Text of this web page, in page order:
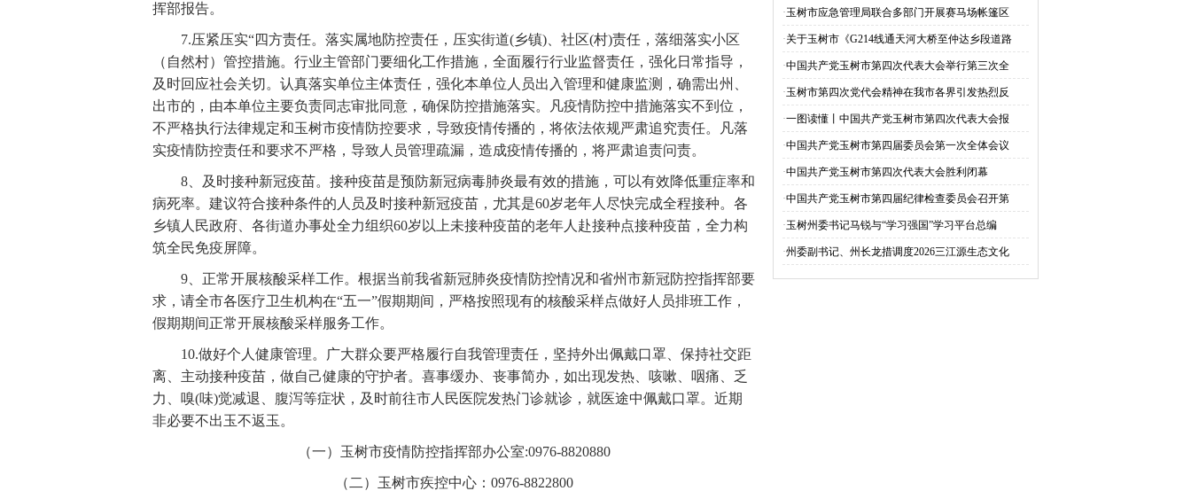
挥部报告。
7.压紧压实“四方责任。落实属地防控责任，压实街道(乡镇)、社区(村)责任，落细落实小区
（自然村）管控措施。行业主管部门要细化工作措施，全面履行行业监督责任，强化日常指导，
及时回应社会关切。认真落实单位主体责任，强化本单位人员出入管理和健康监测，确需出州、
出市的，由本单位主要负责同志审批同意，确保防控措施落实。凡疫情防控中措施落实不到位，
不严格执行法律规定和玉树市疫情防控要求，导致疫情传播的，将依法依规严肃追究责任。凡落
实疫情防控责任和要求不严格，导致人员管理疏漏，造成疫情传播的，将严肃追责问责。
8、及时接种新冠疫苗。接种疫苗是预防新冠病毒肺炎最有效的措施，可以有效降低重症率和
病死率。建议符合接种条件的人员及时接种新冠疫苗，尤其是60岁老年人尽快完成全程接种。各
乡镇人民政府、各街道办事处全力组织60岁以上未接种疫苗的老年人赴接种点接种疫苗，全力构
筑全民免疫屏障。
9、正常开展核酸采样工作。根据当前我省新冠肺炎疫情防控情况和省州市新冠防控指挥部要
求，请全市各医疗卫生机构在“五一”假期期间，严格按照现有的核酸采样点做好人员排班工作，
假期期间正常开展核酸采样服务工作。
10.做好个人健康管理。广大群众要严格履行自我管理责任，坚持外出佩戴口罩、保持社交距
离、主动接种疫苗，做自己健康的守护者。喜事缓办、丧事简办，如出现发热、咳嗽、咽痛、乏
力、嗅(味)觉减退、腹泻等症状，及时前往市人民医院发热门诊就诊，就医途中佩戴口罩。近期
非必要不出玉不返玉。
（一）玉树市疫情防控指挥部办公室:0976-8820880
（二）玉树市疾控中心：0976-8822800
·玉树市应急管理局联合多部门开展赛马场帐篷区
·关于玉树市《G214线通天河大桥至仲达乡段道路
·中国共产党玉树市第四次代表大会举行第三次全
·玉树市第四次党代会精神在我市各界引发热烈反
·一图读懂丨中国共产党玉树市第四次代表大会报
·中国共产党玉树市第四届委员会第一次全体会议
·中国共产党玉树市第四次代表大会胜利闭幕
·中国共产党玉树市第四届纪律检查委员会召开第
·玉树州委书记马锐与“学习强国”学习平台总编
·州委副书记、州长龙措调度2026三江源生态文化